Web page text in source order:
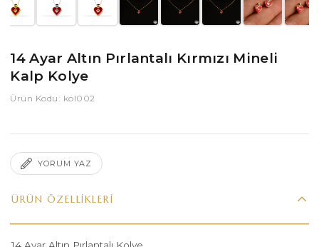
14 Ayar Altın Pırlantalı Kırmızı Mineli
Kalp Kolye
Ürün Kodu: kol002
YORUM YAZ
ÜRÜN ÖZELLIKLERI